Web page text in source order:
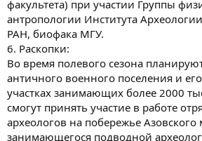
факультета) при участии Группы
антропологии Института Археологии
РАН, биофака МГУ.
6. Раскопки:
Во время полевого сезона
античного военного поселения и
участках занимающих более 2000
смогут принять участие в работе
археологов на побережье Азовского
занимающегося подводной